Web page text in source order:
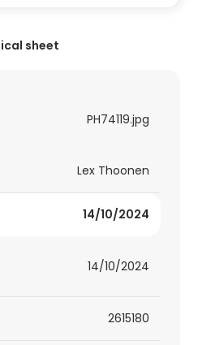
sheet
PH74119.jpg
Lex Thoonen
14/10/2024
14/10/2024
2615180